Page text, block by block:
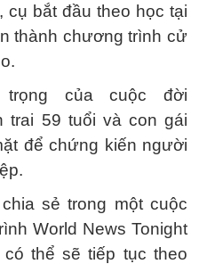
cụ bắt đầu theo học tại
thành chương trình cử
của cuộc đời
trai 59 tuổi và con gái
để chứng kiến người
sẻ trong một cuộc
World News Tonight
thể sẽ tiếp tục theo